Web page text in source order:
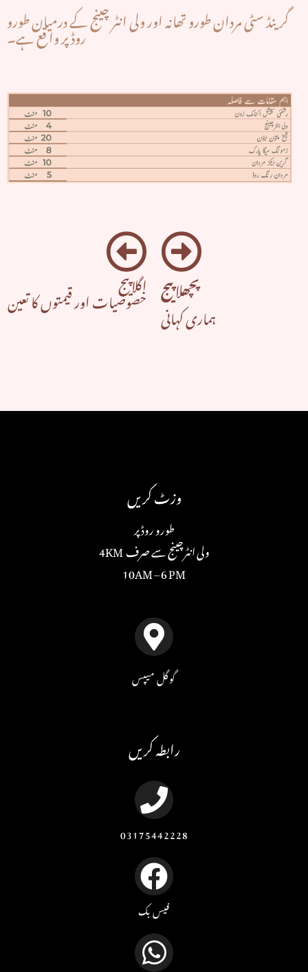
گرینڈ سٹی مردان طورو تھانہ اور ولی انٹر چینج کے درمیان طورو
روڈ پر وا قع ہے۔
پچھلا پیج
ہماری کہانی
اگلا پیج
خصوصیات اور قیمتوں کا تعین
وزٹ کریں
طورو روڈ پر
ولی انٹرچینج سے صرف 4KM
10AM – 6 PM
گوگل میپس
رابطہ کریں
03175442228
فیس بک